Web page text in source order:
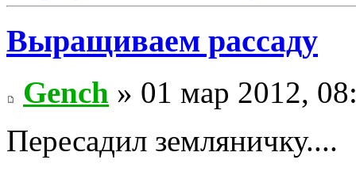
Выращиваем рассаду
Gench » 01 мар 2012,
Пересадил земляничку....